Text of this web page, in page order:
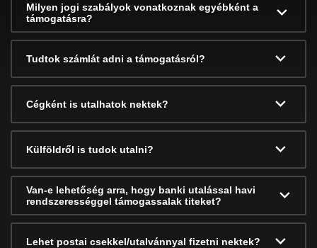
Milyen jogi szabályok vonatkoznak egyébként a
támogatásra?
Tudtok számlát adni a támogatásról?
Cégként is utalhatok nektek?
Külföldről is tudok utalni?
Van-e lehetőség arra, hogy banki utalással havi
rendszerességgel támogassalak titeket?
Lehet postai csekkel/utalvánnyal fizetni nektek?